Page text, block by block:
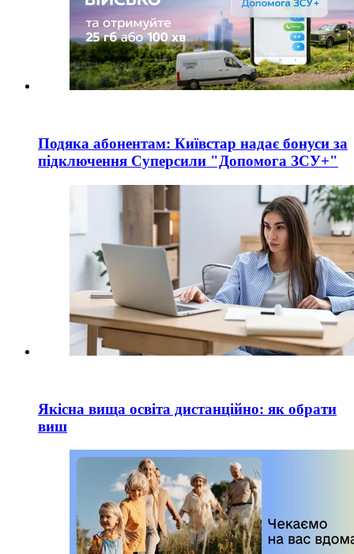
Подяка абонентам: Київстар надає бонуси за
підключення Суперсили "Допомога ЗСУ+"
Якісна вища освіта дистанційно: як обрати
виш